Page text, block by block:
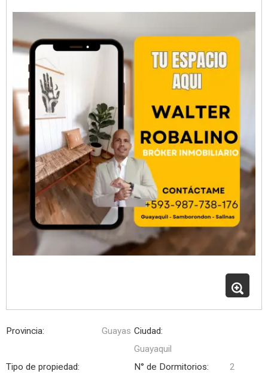
Provincia: Guayas Ciudad:
Guayaquil
Tipo de propiedad:
N° de Dormitorios:
2